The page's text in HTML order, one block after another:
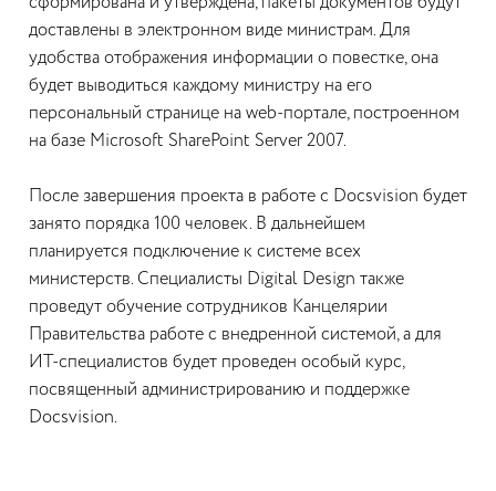
доставлены в электронном виде министрам. Для
удобства отображения информации о повестке, она
будет выводиться каждому министру на его
персональный странице на web-портале, построенном
на базе Microsoft SharePoint Server 2007.
После завершения проекта в работе с Docsvision будет
занято порядка 100 человек. В дальнейшем
планируется подключение к системе всех
министерств. Специалисты Digital Design также
проведут обучение сотрудников Канцелярии
Правительства работе с внедренной системой, а для
ИТ-специалистов будет проведен особый курс,
посвященный администрированию и поддержке
Docsvision.